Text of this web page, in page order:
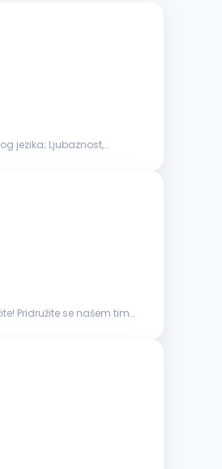
jezika; Ljubaznost,
Pridružite se našem timu